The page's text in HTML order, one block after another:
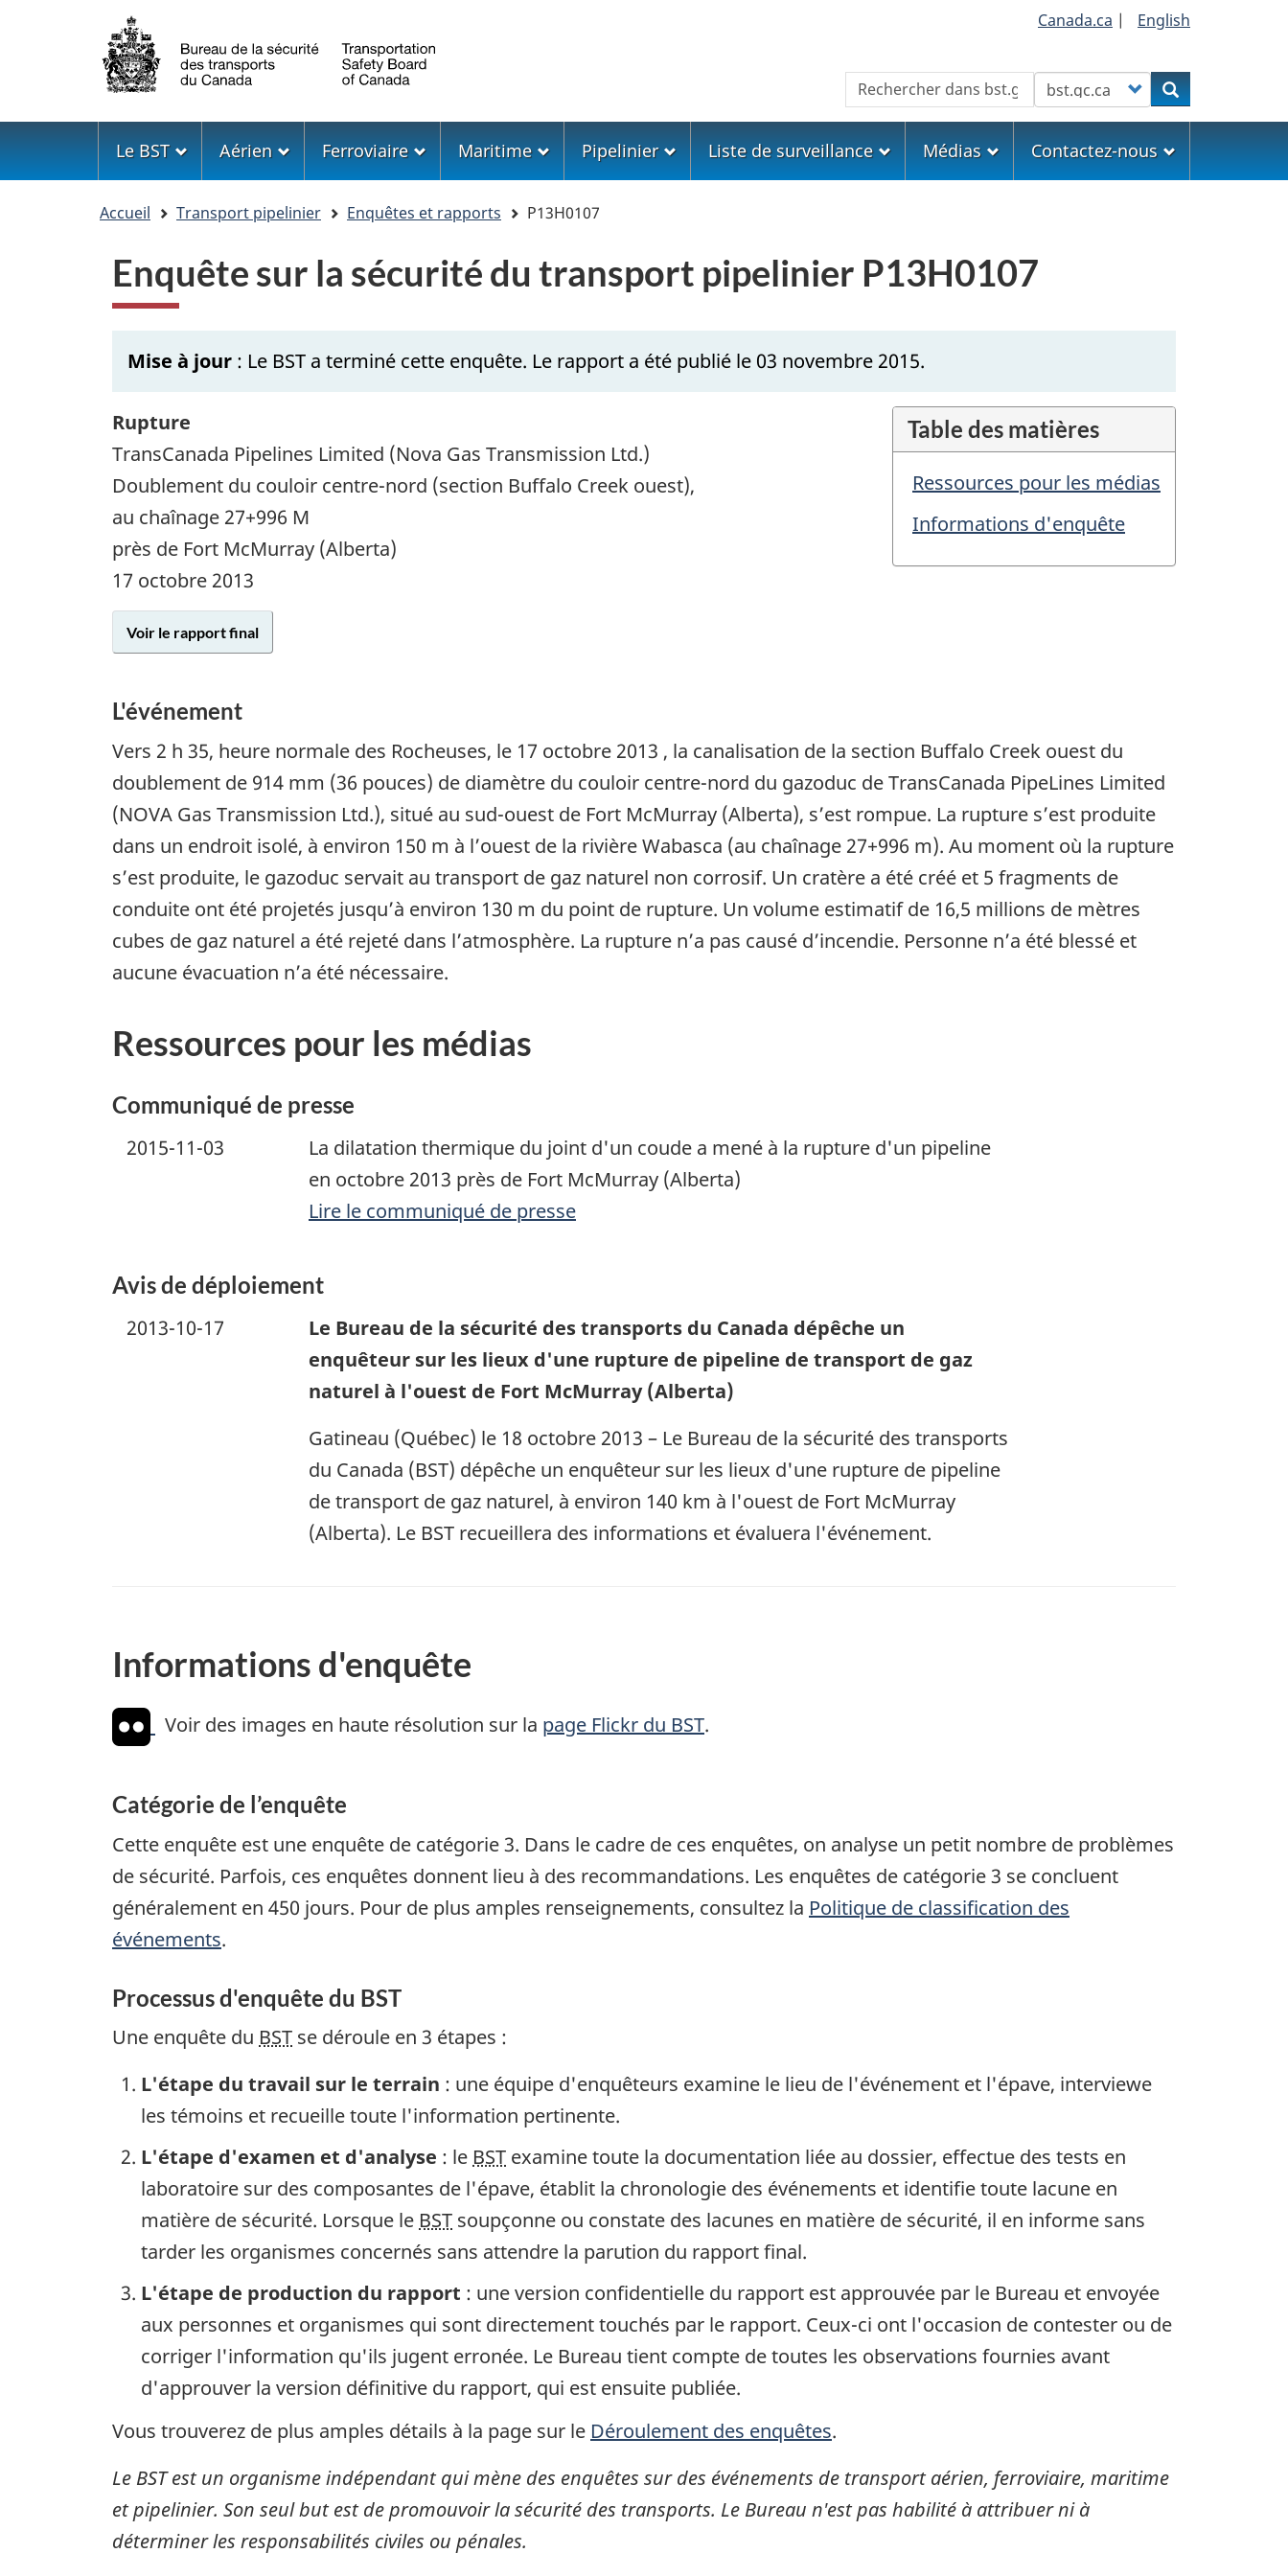
Sélection
de
la
langue
Canada.ca | English
Rechercher Customize your searchRechercher
Menu
Le BST Aérien Ferroviaire Maritime Pipelinier Liste de surveillance Médias Contactez-nous
Accueil Transport pipelinier Enquêtes et rapports P13H0107
Enquête sur la sécurité du transport pipelinier P13H0107
Mise à jour : Le BST a terminé cette enquête. Le rapport a été publié le 03 novembre 2015.
Table des matières
Ressources pour les médias
Informations d'enquête
Rupture
TransCanada Pipelines Limited (Nova Gas Transmission Ltd.)
Doublement du couloir centre-nord (section Buffalo Creek ouest),
au chaînage 27+996 M
près de Fort McMurray (Alberta)
17 octobre 2013
Voir le rapport final
L'événement
Vers 2 h 35, heure normale des Rocheuses, le 17 octobre 2013 , la canalisation de la section Buffalo Creek ouest du
doublement de 914 mm (36 pouces) de diamètre du couloir centre-nord du gazoduc de TransCanada PipeLines Limited
(NOVA Gas Transmission Ltd.), situé au sud-ouest de Fort McMurray (Alberta), s’est rompue. La rupture s’est produite
dans un endroit isolé, à environ 150 m à l’ouest de la rivière Wabasca (au chaînage 27+996 m). Au moment où la rupture
s’est produite, le gazoduc servait au transport de gaz naturel non corrosif. Un cratère a été créé et 5 fragments de
conduite ont été projetés jusqu’à environ 130 m du point de rupture. Un volume estimatif de 16,5 millions de mètres
cubes de gaz naturel a été rejeté dans l’atmosphère. La rupture n’a pas causé d’incendie. Personne n’a été blessé et
aucune évacuation n’a été nécessaire.
Ressources pour les médias
Communiqué de presse
2015-11-03
La dilatation thermique du joint d'un coude a mené à la rupture d'un pipeline
en octobre 2013 près de Fort McMurray (Alberta)
Lire le communiqué de presse
Avis de déploiement
2013-10-17
Le Bureau de la sécurité des transports du Canada dépêche un
enquêteur sur les lieux d'une rupture de pipeline de transport de gaz
naturel à l'ouest de Fort McMurray (Alberta)
Gatineau (Québec) le 18 octobre 2013 – Le Bureau de la sécurité des transports
du Canada (BST) dépêche un enquêteur sur les lieux d'une rupture de pipeline
de transport de gaz naturel, à environ 140 km à l'ouest de Fort McMurray
(Alberta). Le BST recueillera des informations et évaluera l'événement.
Informations d'enquête
Voir des images en haute résolution sur la page Flickr du BST.
Catégorie de l’enquête
Cette enquête est une enquête de catégorie 3. Dans le cadre de ces enquêtes, on analyse un petit nombre de problèmes
de sécurité. Parfois, ces enquêtes donnent lieu à des recommandations. Les enquêtes de catégorie 3 se concluent
généralement en 450 jours. Pour de plus amples renseignements, consultez la Politique de classification des
événements.
Processus d'enquête du BST
Une enquête du BST se déroule en 3 étapes :
L'étape du travail sur le terrain : une équipe d'enquêteurs examine le lieu de l'événement et l'épave, interviewe
les témoins et recueille toute l'information pertinente.
L'étape d'examen et d'analyse : le BST examine toute la documentation liée au dossier, effectue des tests en
laboratoire sur des composantes de l'épave, établit la chronologie des événements et identifie toute lacune en
matière de sécurité. Lorsque le BST soupçonne ou constate des lacunes en matière de sécurité, il en informe sans
tarder les organismes concernés sans attendre la parution du rapport final.
L'étape de production du rapport : une version confidentielle du rapport est approuvée par le Bureau et envoyée
aux personnes et organismes qui sont directement touchés par le rapport. Ceux-ci ont l'occasion de contester ou de
corriger l'information qu'ils jugent erronée. Le Bureau tient compte de toutes les observations fournies avant
d'approuver la version définitive du rapport, qui est ensuite publiée.
Vous trouverez de plus amples détails à la page sur le Déroulement des enquêtes.
Le BST est un organisme indépendant qui mène des enquêtes sur des événements de transport aérien, ferroviaire, maritime
et pipelinier. Son seul but est de promouvoir la sécurité des transports. Le Bureau n'est pas habilité à attribuer ni à
déterminer les responsabilités civiles ou pénales.